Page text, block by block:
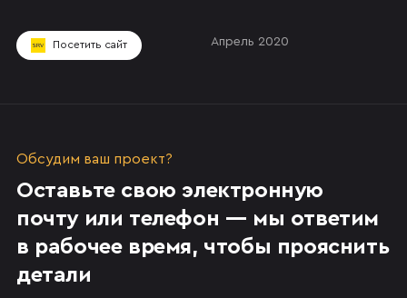
Посетить сайт Апрель 2020
Обсудим ваш проект?
Оставьте свою электронную
почту или телефон — мы ответим
в рабочее время, чтобы прояснить
детали